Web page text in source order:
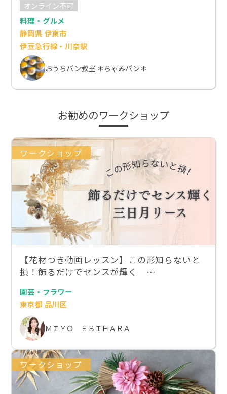
オンライン不可
料理・グルメ
静岡県 伊東市
伊豆急行線・川奈駅
おうちパン教室 ＊ちゃみパン＊
お勧めのワークショップ
ワークショップ
【花材つき動画レッスン】この形知らないと
損！飾るだけでセンスが輝く …
園芸・フラワー
東京都 品川区
ＭＩＹＯ ＥＢＩＨＡＲＡ
ワークショップ